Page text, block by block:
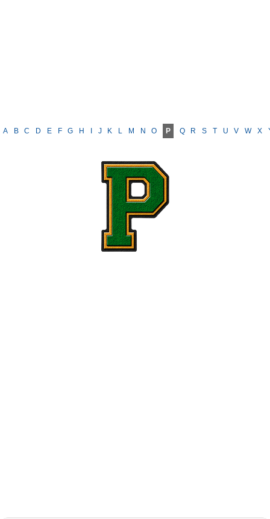
A B C D E F G H J K L M N O P Q R S T U V W X